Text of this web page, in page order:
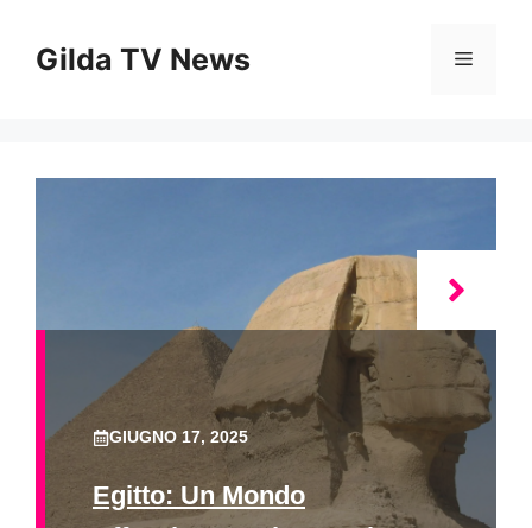
contenuto
Gilda TV News Menu
GIUGNO 17, 2025
Egitto: Un Mondo